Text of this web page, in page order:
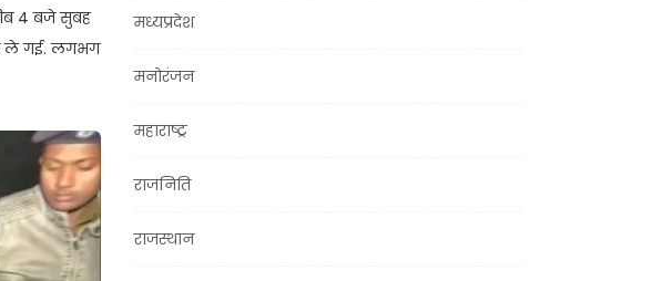
4 बजे सुबह
ले गई. लगभग
मध्यप्रदेश
मनोरंजन
महाराष्ट्र
राजनिति
राजस्थान